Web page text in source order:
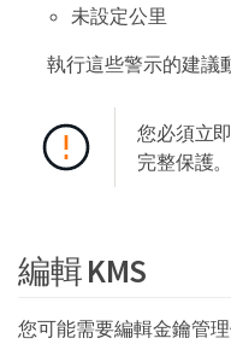
未設定公里
執行這些警示的建議
您必須立
完整保護。
編輯 KMS
您可能需要編輯金鑰管